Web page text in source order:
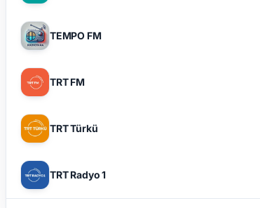
TEMPO FM
TRT FM
TRT Türkü
TRT Radyo 1